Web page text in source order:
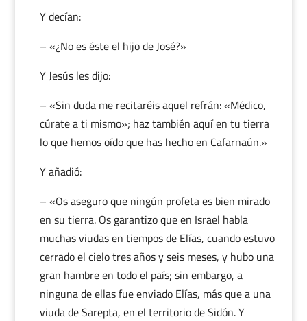
Y decían:
– «¿No es éste el hijo de José?»
Y Jesús les dijo:
– «Sin duda me recitaréis aquel refrán: «Médico,
cúrate a ti mismo»; haz también aquí en tu tierra
lo que hemos oído que has hecho en Cafarnaún.»
Y añadió:
– «Os aseguro que ningún profeta es bien mirado
en su tierra. Os garantizo que en Israel habla
muchas viudas en tiempos de Elías, cuando estuvo
cerrado el cielo tres años y seis meses, y hubo una
gran hambre en todo el país; sin embargo, a
ninguna de ellas fue enviado Elías, más que a una
viuda de Sarepta, en el territorio de Sidón. Y